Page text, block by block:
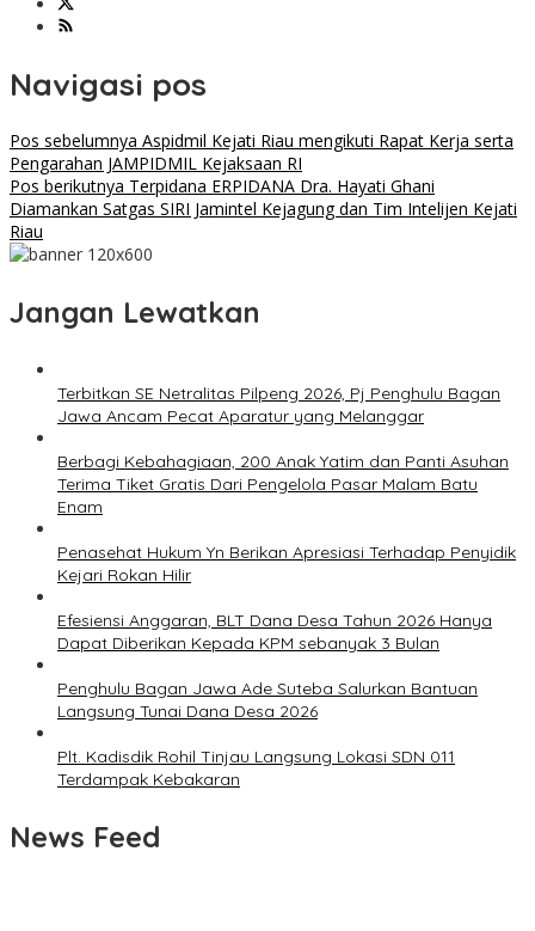
Navigasi pos
Pos sebelumnya Aspidmil Kejati Riau mengikuti Rapat Kerja serta
Pengarahan JAMPIDMIL Kejaksaan RI
Pos berikutnya Terpidana ERPIDANA Dra. Hayati Ghani
Diamankan Satgas SIRI Jamintel Kejagung dan Tim Intelijen Kejati
Riau
Jangan Lewatkan
Terbitkan SE Netralitas Pilpeng 2026, Pj Penghulu Bagan
Jawa Ancam Pecat Aparatur yang Melanggar
Berbagi Kebahagiaan, 200 Anak Yatim dan Panti Asuhan
Terima Tiket Gratis Dari Pengelola Pasar Malam Batu
Enam
Penasehat Hukum Yn Berikan Apresiasi Terhadap Penyidik
Kejari Rokan Hilir
Efesiensi Anggaran, BLT Dana Desa Tahun 2026 Hanya
Dapat Diberikan Kepada KPM sebanyak 3 Bulan
Penghulu Bagan Jawa Ade Suteba Salurkan Bantuan
Langsung Tunai Dana Desa 2026
Plt. Kadisdik Rohil Tinjau Langsung Lokasi SDN 011
Terdampak Kebakaran
News Feed